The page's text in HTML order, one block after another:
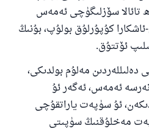
تائالا سۆزلىگۈچى ئەمەس
كۇپۇرلۇق بولۇپ، بۇنىڭ
ئۆتتۇق.
دەلىللەردىن مەلۇم بولدىكى،
ئەمەس، ئەگەر ئۇ
ئۇ سۈپەت ياراتقۇچى
مەخلۇقنىڭ سۈپىتى